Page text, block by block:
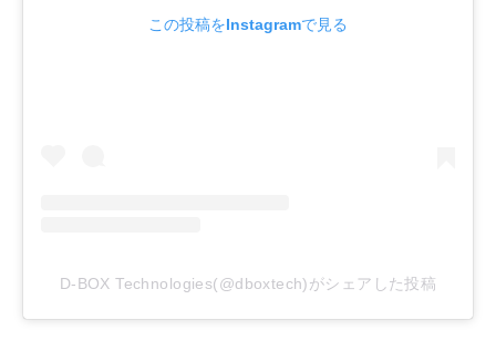
この投稿をInstagramで見る
D-BOX Technologies(@dboxtech)がシェアした投稿